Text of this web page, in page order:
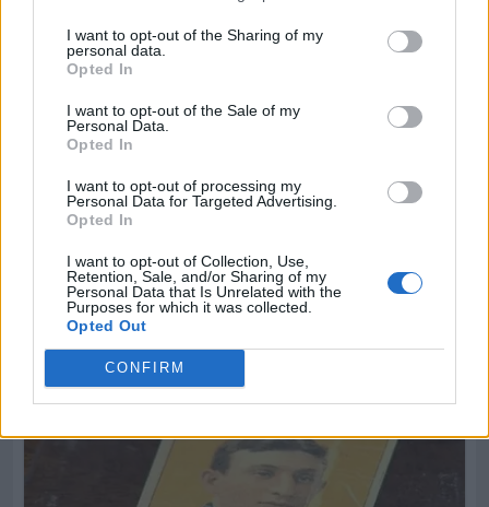
I want to opt-out of the Sharing of my
personal data.
Opted In
I want to opt-out of the Sale of my
Personal Data.
Opted In
I want to opt-out of processing my
Personal Data for Targeted Advertising.
Opted In
I want to opt-out of Collection, Use,
Retention, Sale, and/or Sharing of my
Personal Data that Is Unrelated with the
Purposes for which it was collected.
Opted Out
CONFIRM